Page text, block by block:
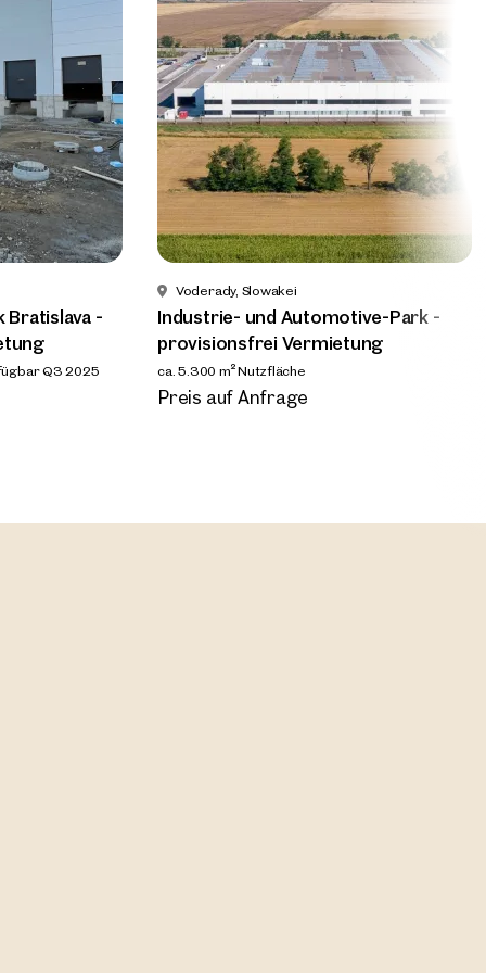
zum
eines
Bratislava -
Q3 2025
Voderady, Slowakei
Industrie- und Automotive-Park -
provisionsfrei Vermietung
ca. 5.300 m² Nutzfläche
Verfügbar nach Vereinbarung
Preis auf Anfrage